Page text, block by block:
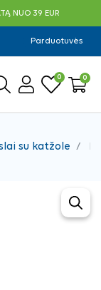
NUO 39 EUR
Parduotuvės
0 0
su katžole